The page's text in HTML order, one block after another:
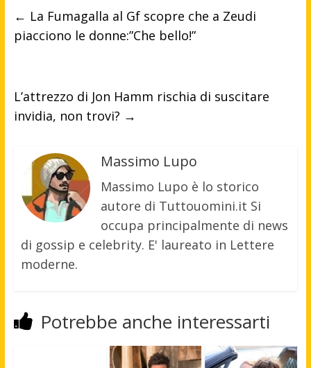
← La Fumagalla al Gf scopre che a Zeudi
piacciono le donne:”Che bello!”
L’attrezzo di Jon Hamm rischia di suscitare
invidia, non trovi? →
Massimo Lupo
Massimo Lupo è lo storico
autore di Tuttouomini.it Si
occupa principalmente di news
di gossip e celebrity. E' laureato in Lettere
moderne.
Potrebbe anche interessarti